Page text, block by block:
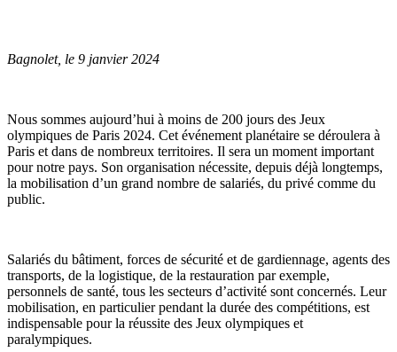
Bagnolet, le 9 janvier 2024
Nous sommes aujourd’hui à moins de 200 jours des Jeux
olympiques de Paris 2024. Cet événement planétaire se déroulera à
Paris et dans de nombreux territoires. Il sera un moment important
pour notre pays. Son organisation nécessite, depuis déjà longtemps,
la mobilisation d’un grand nombre de salariés, du privé comme du
public.
Salariés du bâtiment, forces de sécurité et de gardiennage, agents des
transports, de la logistique, de la restauration par exemple,
personnels de santé, tous les secteurs d’activité sont concernés. Leur
mobilisation, en particulier pendant la durée des compétitions, est
indispensable pour la réussite des Jeux olympiques et
paralympiques.